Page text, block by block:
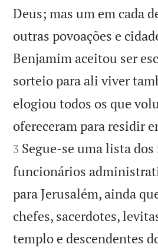
Deus; mas um em cada
outras povoações e
Benjamim aceitou ser
sorteio para ali viver
elogiou todos os que
ofereceram para residir
3 Segue-se uma lista dos
funcionários
para Jerusalém, ainda
chefes, sacerdotes,
templo e descendentes